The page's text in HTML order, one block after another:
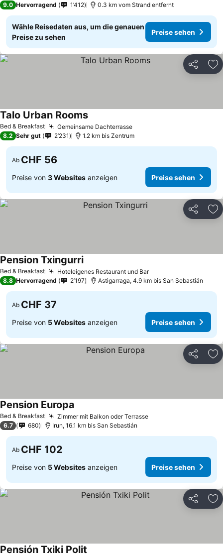
9.0 Hervorragend 1’412 0.3 km vom Strand entfernt
Wähle Reisedaten aus, um die genauen
Preise zu sehen
Preise sehen
Teilen
Bed & Breakfast Gemeinsame DachterrassePreise sehen
Talo Urban RoomsPreise sehen
8.2 Sehr gut 2’231 1.2 km bis Zentrum
Ab CHF 56
Preise von 3 Websites anzeigen Preise sehen
Teilen
Bed & Breakfast Hoteleigenes Restaurant und BarPreise sehen
Pension TxingurriPreise sehen
8.8 Hervorragend 2’197 Astigarraga, 4.9 km bis San Sebastián
Ab CHF 37
Preise von 5 Websites anzeigen Preise sehen
Teilen
Bed & Breakfast Zimmer mit Balkon oder TerrassePreise sehen
Pension Europa
6.7 680 Irun, 16.1 km bis San Sebastián
Ab CHF 102
Preise von 5 Websites anzeigen Preise sehen
Teilen
Pensión Txiki Polit